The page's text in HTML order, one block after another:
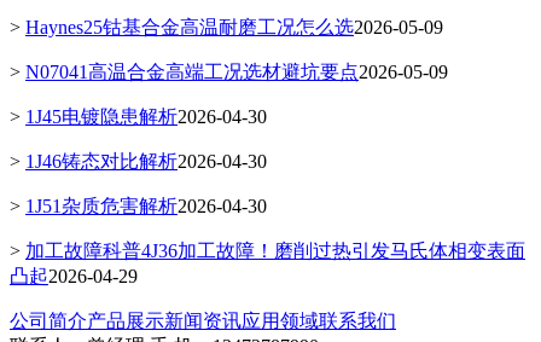
> Haynes25钴基合金高温耐磨工况怎么选2026-05-09
> N07041高温合金高端工况选材避坑要点2026-05-09
> 1J45电镀隐患解析2026-04-30
> 1J46铸态对比解析2026-04-30
> 1J51杂质危害解析2026-04-30
> 加工故障科普4J36加工故障！磨削过热引发马氏体相变表面
凸起2026-04-29
公司简介产品展示新闻资讯应用领域联系我们